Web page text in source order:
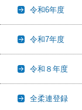
令和6年度
令和7年度
令和８年度
全柔連登録